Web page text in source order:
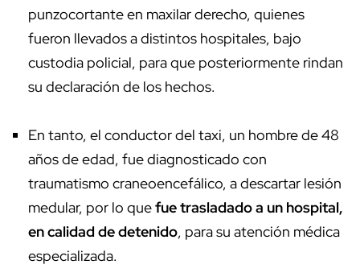
punzocortante en maxilar derecho, quienes
fueron llevados a distintos hospitales, bajo
custodia policial, para que posteriormente rindan
su declaración de los hechos.
En tanto, el conductor del taxi, un hombre de 48
años de edad, fue diagnosticado con
traumatismo craneoencefálico, a descartar lesión
medular, por lo quefue trasladado a un hospital,
en calidad de detenido, para su atención médica
especializada.